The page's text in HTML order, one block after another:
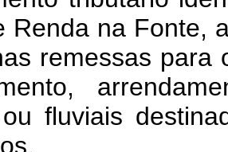
Renda na Fonte,
remessas para
fluviais